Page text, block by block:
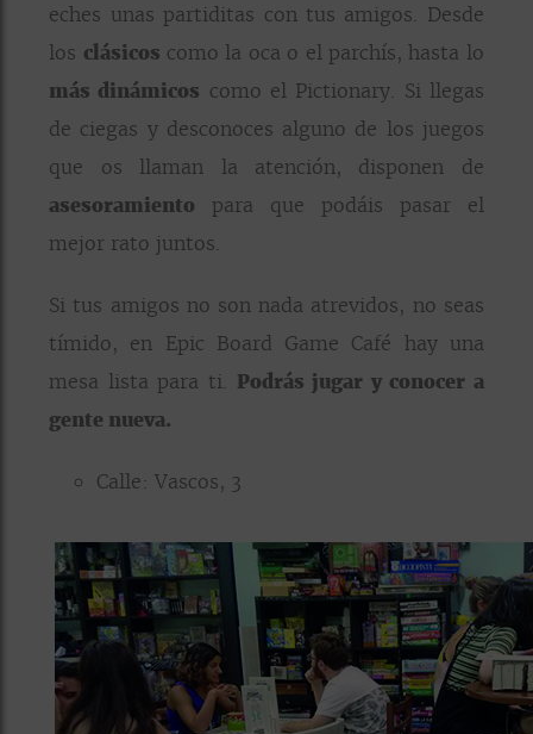
eches unas partiditas con tus amigos. Desde
los clásicos como la oca o el parchís, hasta lo
más dinámicos como el Pictionary. Si llegas
de ciegas y desconoces alguno de los juegos
que os llaman la atención, disponen de
asesoramiento para que podáis pasar el
mejor rato juntos.
Si tus amigos no son nada atrevidos, no seas
tímido, en Epic Board Game Café hay una
mesa lista para ti. Podrás jugar y conocer a
gente nueva.
Calle: Vascos, 3